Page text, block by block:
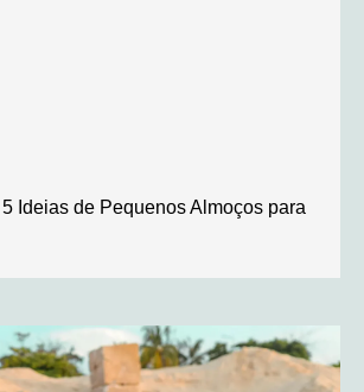
Ideias de Pequenos Almoços para